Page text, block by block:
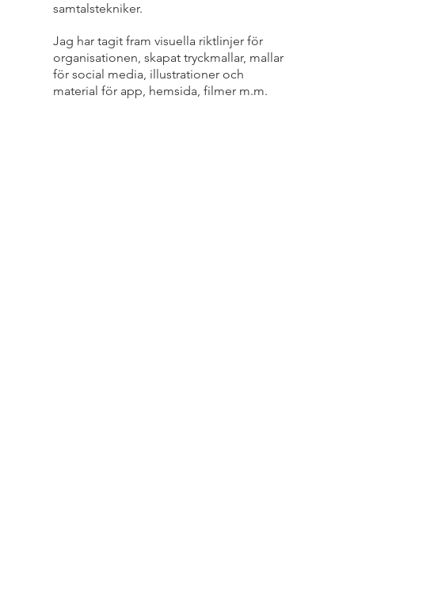
samtalstekniker.
Jag har tagit fram visuella riktlinjer för
organisationen, skapat tryckmallar, mallar
för social media, illustrationer och
material för app, hemsida, filmer m.m.